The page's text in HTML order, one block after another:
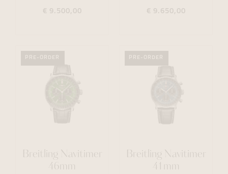
€ 9.500,00 € 9.650,00
PRE-ORDER
Breitling Navitimer
46mm
PRE-ORDER
Breitling Navitimer
41mm